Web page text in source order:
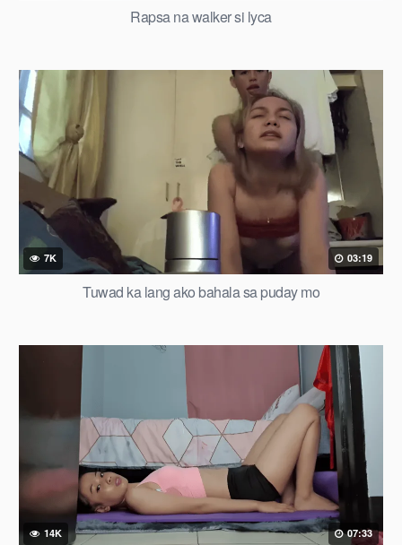
Rapsa na walker si lyca
7K 03:19
Tuwad ka lang ako bahala sa puday mo
14K 07:33